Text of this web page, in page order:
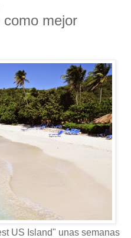
como mejor
US Island" unas semanas